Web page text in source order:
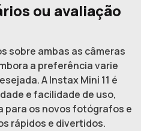
ou avaliação
sobre ambas as câmeras
a preferência varie
A Instax Mini 11 é
e facilidade de uso,
para os novos fotógrafos e
rápidos e divertidos.